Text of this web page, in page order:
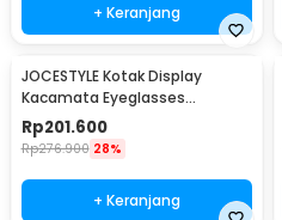
+ Keranjang
JOCESTYLE Kotak Display
Kacamata Eyeglasses
Sunglasses Box 12 Slot - SWK78
Rp201.600
Rp276.900 28%
+ Keranjang